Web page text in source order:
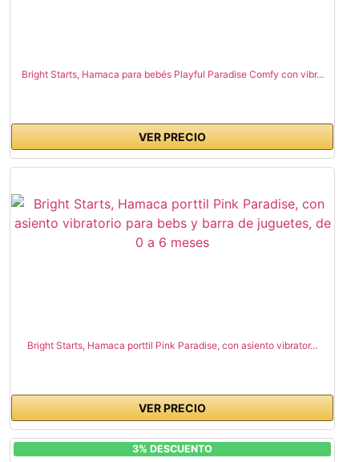
Bright Starts, Hamaca para bebés Playful Paradise Comfy con vibr...
VER PRECIO
Bright Starts, Hamaca porttil Pink Paradise, con asiento vibrator...
VER PRECIO
3% DESCUENTO